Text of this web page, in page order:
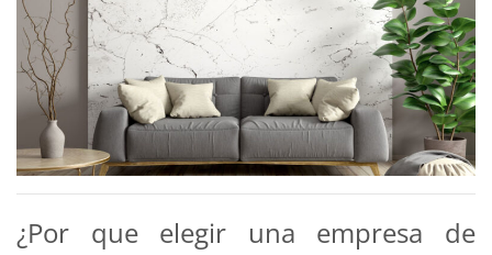
¿Por que elegir una empresa de